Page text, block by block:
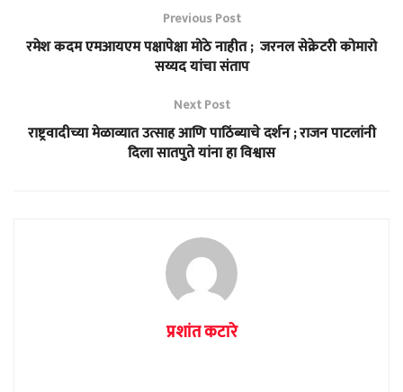
Previous Post
रमेश कदम एमआयएम पक्षापेक्षा मोठे नाहीत ; जरनल सेक्रेटरी कोमारो
सय्यद यांचा संताप
Next Post
राष्ट्रवादीच्या मेळाव्यात उत्साह आणि पाठिंब्याचे दर्शन ; राजन पाटलांनी
दिला सातपुते यांना हा विश्वास
प्रशांत कटारे